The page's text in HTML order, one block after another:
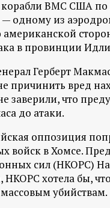
корабли ВМС США
— одному из
в провинции
Герберт
причинить вред
заверили, что
до атаки.
оппозиция
войск в Хомсе.
сил (НКОРС)
НКОРС хотела бы,
убийствам.